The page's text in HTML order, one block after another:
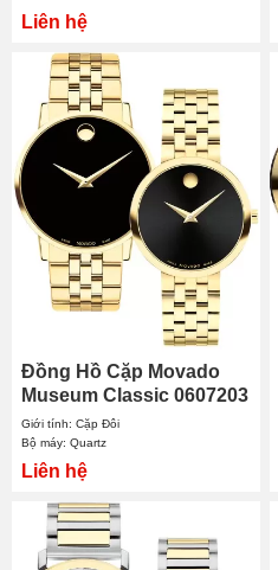
Liên hệ
Đồng Hồ Cặp Movado
Museum Classic 0607203
- 0607847
Giới tính: Cặp Đôi
Bộ máy: Quartz
Liên hệ